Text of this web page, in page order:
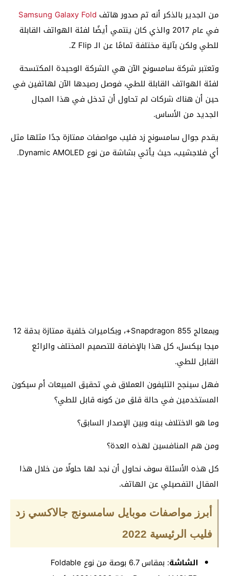
من الجدير بالذكر أنه تم صدور هاتف Samsung Galaxy Fold
في عام 2017 والذي كان ينتمي أيضًا لفئة الهواتف القابلة
للطي ولكن بآلية مختلفة تمامًا عن الـ Z Flip.
وتعتبر شركة سامسونج الآن هي الشركة الوحيدة المكتسحة
لفئة الهواتف القابلة للطي، فوصل رصيدها الآن لهاتفين في
حين أن هناك شركات لم تحاول أن تدخل في هذا المجال
الجديد من الأساس.
يقدم جوال سامسونج زد فليب مواصفات ممتازة جدًا مثلها مثل
أي فلاجشيب، حيث يأتي بشاشة من نوع Dynamic AMOLED.
وبمعالج Snapdragon 855+، وبكاميرات خلفية ممتازة بدقة 12
ميجا بيكسل، كل هذا بالإضافة للتصميم المختلف والرائع
القابل للطي.
فهل سينجح التليفون العملاق في تحقيق المبيعات أم سيكون
المستخدمين في حالة قلق من كونه قابل للطي؟
وما هو الاختلاف بينه وبين الإصدار السابق؟
ومن هم المنافسين لهذه العدة؟
كل هذه الأسئلة سوف نحاول أن نجد لها حلولًا من خلال هذا
المقال التفصيلي عن الهاتف.
أبرز مواصفات موبايل سامسونج جالاكسي زد
فليب الرئيسية 2022
الشاشة
: بمقاس 6.7 بوصة من نوع Foldable